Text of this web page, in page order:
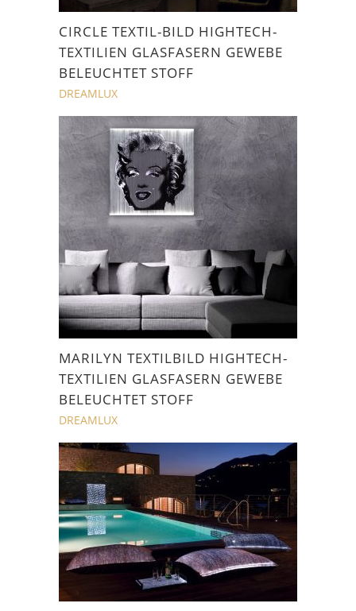
CIRCLE TEXTIL-BILD HIGHTECH-
TEXTILIEN GLASFASERN GEWEBE
BELEUCHTET STOFF
DREAMLUX
MARILYN TEXTILBILD HIGHTECH-
TEXTILIEN GLASFASERN GEWEBE
BELEUCHTET STOFF
DREAMLUX